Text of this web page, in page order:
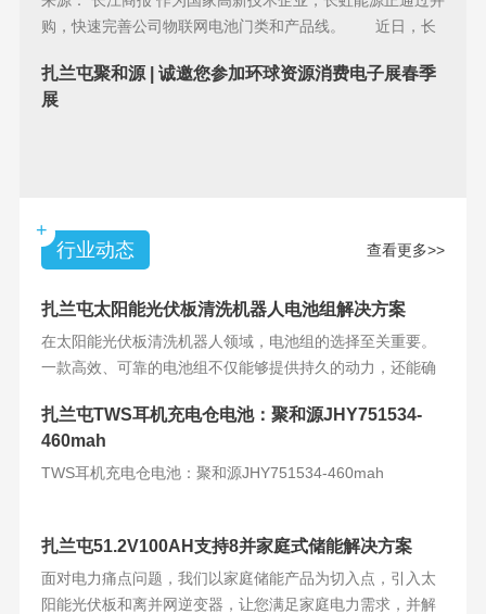
购，快速完善公司物联网电池门类和产品线。 近日，长
扎兰屯聚和源 | 诚邀您参加环球资源消费电子展春季
展
+
行业动态
查看更多>>
扎兰屯太阳能光伏板清洗机器人电池组解决方案
在太阳能光伏板清洗机器人领域，电池组的选择至关重要。
一款高效、可靠的电池组不仅能够提供持久的动力，还能确
扎兰屯TWS耳机充电仓电池：聚和源JHY751534-
460mah
TWS耳机充电仓电池：聚和源JHY751534-460mah
扎兰屯51.2V100AH支持8并家庭式储能解决方案
面对电力痛点问题，我们以家庭储能产品为切入点，引入太
阳能光伏板和离并网逆变器，让您满足家庭电力需求，并解